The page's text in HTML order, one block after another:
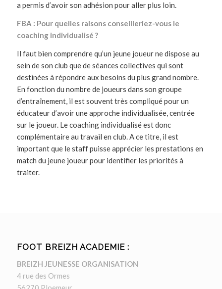
a permis d’avoir son adhésion pour aller plus loin.
FBA : Pour quelles raisons conseilleriez-vous le
coaching individualisé ?
Il faut bien comprendre qu’un jeune joueur ne dispose au
sein de son club que de séances collectives qui sont
destinées à répondre aux besoins du plus grand nombre.
En fonction du nombre de joueurs dans son groupe
d’entraînement, il est souvent très compliqué pour un
éducateur d’avoir une approche individualisée, centrée
sur le joueur. Le coaching individualisé est donc
complémentaire au travail en club. A ce titre, il est
important que le staff puisse apprécier les prestations en
match du jeune joueur pour identifier les priorités à
traiter.
FOOT BREIZH ACADEMIE :
BREIZH JEUNESSE ORGANISATION
4 rue des Ormes